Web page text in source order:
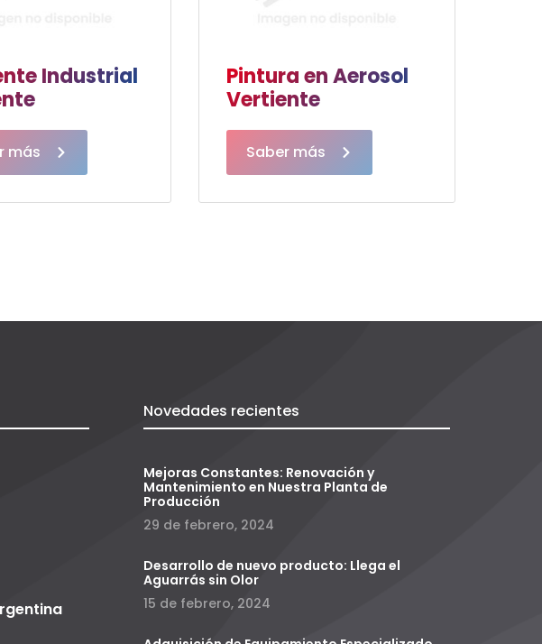
Industrial
más
Pintura en Aerosol
Vertiente
Saber más
Novedades recientes
Mejoras Constantes: Renovación y
Mantenimiento en Nuestra Planta de
Producción
29 de febrero, 2024
Desarrollo de nuevo producto: Llega el
Aguarrás sin Olor
15 de febrero, 2024